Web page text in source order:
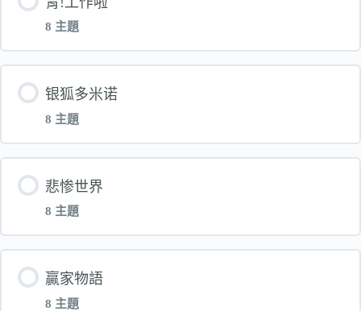
8 主題
單元 內容
胃!工作啦_第一堂_电子书
胃!工作啦_第一堂_互动档olf
胃!工作啦_第二堂_电子书
胃!工作啦_第二堂_互动档olf
银狐多米诺
8 主題
單元 內容
银狐多米诺-第一堂-电子书
银狐多米诺-第一堂-互动档olf
悲惨世界
8 主題
單元 內容
贏家物語
8 主題